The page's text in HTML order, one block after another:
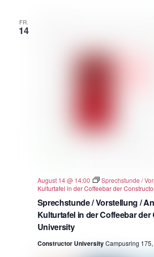
FR.
14
Sprechstunde / Vorstellung /
Kulturtafel in der Coffeebar
University
August 14 @ 14:00
Sprechstunde /
Kulturtafel in der Coffeebar der
Constructor UniversityCampusring